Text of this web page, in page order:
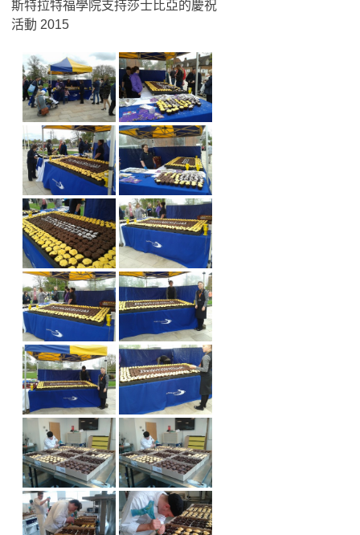
斯特拉特福學院支持莎士比亞的慶祝
活動 2015